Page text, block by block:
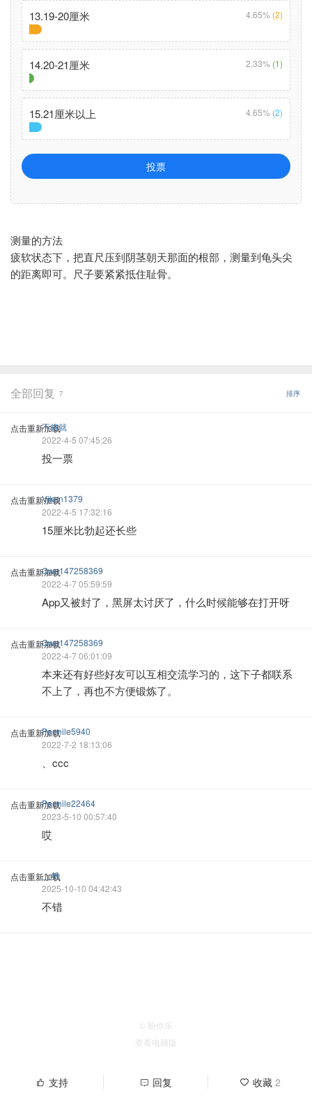
13.19-20厘米 4.65% (2)
14.20-21厘米 2.33% (1)
15.21厘米以上 4.65% (2)
投票
测量的方法
疲软状态下，把直尺压到阴茎朝天那面的根部，测量到龟头尖
的距离即可。尺子要紧紧抵住耻骨。
全部回复 7 排序
点击重新加载
不将就
2022-4-5 07:45:26
投一票
点击重新加载Viken1379
2022-4-5 17:32:16
15厘米比勃起还长些
点击重新加载Qwe147258369
2022-4-7 05:59:59
App又被封了，黑屏太讨厌了，什么时候能够在打开呀
点击重新加载Qwe147258369
2022-4-7 06:01:09
本来还有好些好友可以互相交流学习的，这下子都联系
不上了，再也不方便锻炼了。
点击重新加载Pannile5940
2022-7-2 18:13:06
、ccc
点击重新加载Pannile22464
2023-5-10 00:57:40
哎
点击重新加载
__帆
2025-10-10 04:42:43
不错
支持 回复 收藏2
© 盼你乐
查看电脑版